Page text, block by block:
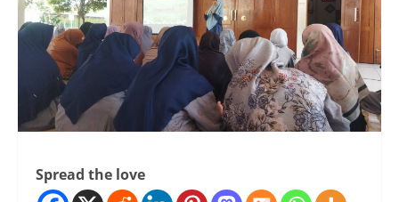
Spread the love